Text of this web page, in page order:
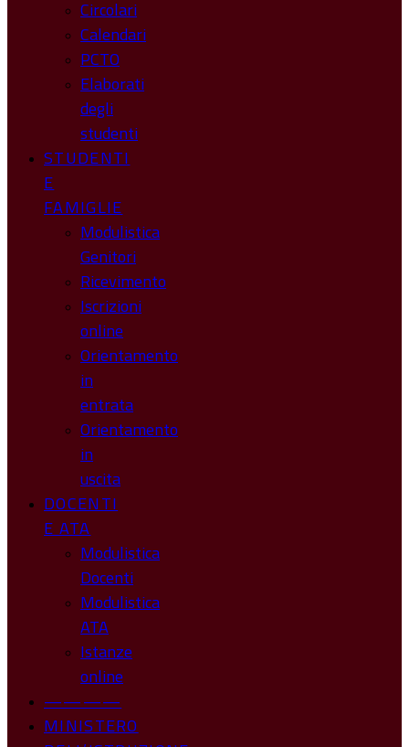
Circolari
Calendari
PCTO
Elaborati
degli
studenti
STUDENTI
E
FAMIGLIE
Modulistica
Genitori
Ricevimento
Iscrizioni
online
Orientamento
in
entrata
Orientamento
in
uscita
DOCENTI
E ATA
Modulistica
Docenti
Modulistica
ATA
Istanze
online
————
MINISTERO